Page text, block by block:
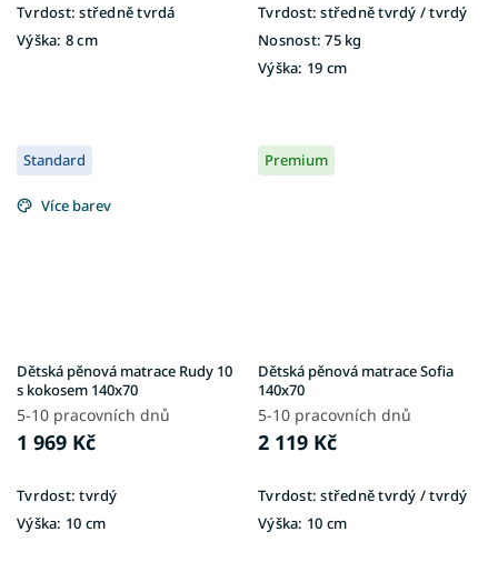
Tvrdost: středně tvrdá
Výška: 8 cm
Tvrdost: středně tvrdý / tvrdý
Nosnost:75 kg
Výška: 19 cm
Standard
Více barev
Dětská pěnová matrace Rudy 10
s kokosem 140x70
5-10 pracovních dnů
1 969 Kč
Tvrdost: tvrdý
Výška: 10 cm
Premium
Dětská pěnová matrace Sofia
140x70
5-10 pracovních dnů
2 119 Kč
Tvrdost:středně tvrdý / tvrdý
Výška: 10 cm